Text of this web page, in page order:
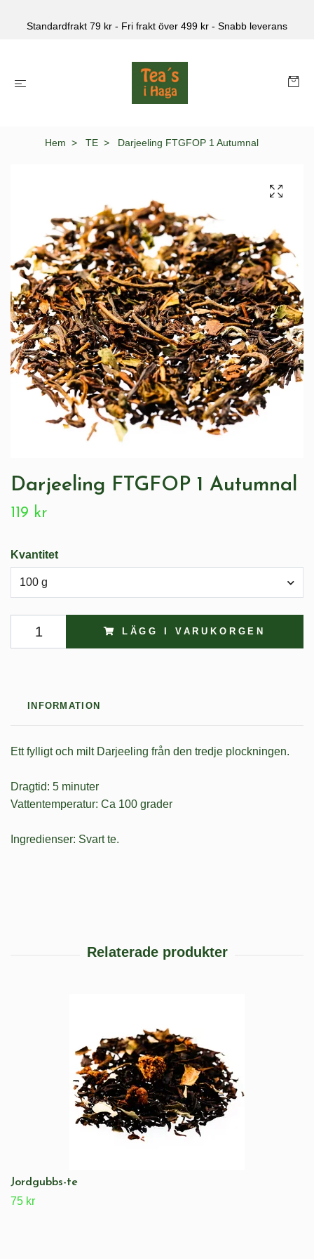
Standardfrakt 79 kr - Fri frakt över 499 kr - Snabb leverans
Hem TE Darjeeling FTGFOP 1 Autumnal
Darjeeling FTGFOP 1 Autumnal
119 kr
Kvantitet
100 g
LÄGG I VARUKORGEN
INFORMATION
Ett fylligt och milt Darjeeling från den tredje plockningen.
Dragtid: 5 minuter
Vattentemperatur: Ca 100 grader
Ingredienser: Svart te.
Jordgubbs-te
75 kr